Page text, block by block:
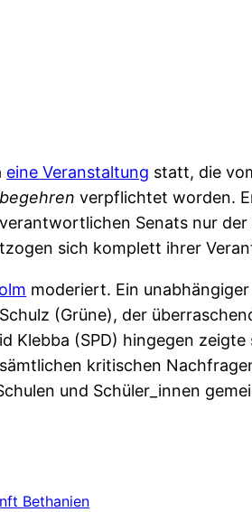
eine Veranstaltung statt, die
verpflichtet worden.
Senats nur
sich komplett ihrer
moderiert. Ein
(Grüne), der
Klebba (SPD) hingegen
kritischen
und Schüler_innen
Bethanien